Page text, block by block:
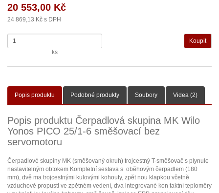
20 553,00 Kč
24 869,13 Kč s DPH
ks
Popis produktu Podobné produkty Soubory Videa (2)
Popis produktu Čerpadlová skupina MK Wilo
Yonos PICO 25/1-6 směšovací bez
servomotoru
Čerpadlové skupiny MK (směšovaný okruh) trojcestný T-směšovač s plynule
nastavitelným obtokem Kompletní sestava s oběhovým čerpadlem (180
mm), dvě ma trojcestnými kulovými kohouty, zpět nou klapkou včetně
vzduchové propusti ve zpětném vedení, dva integrované kon taktní teploměry